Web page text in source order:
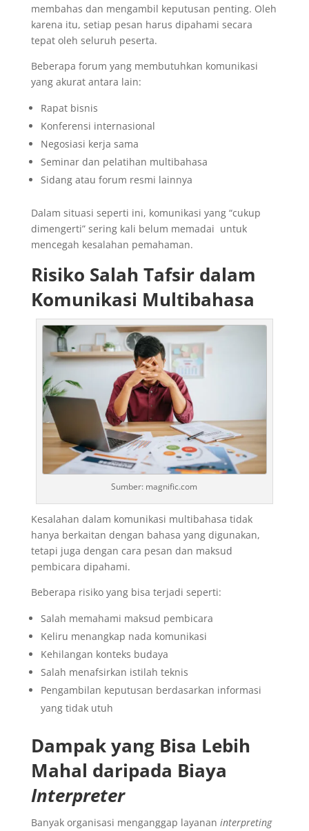
membahas dan mengambil keputusan penting. Oleh
karena itu, setiap pesan harus dipahami secara
tepat oleh seluruh peserta.
Beberapa forum yang membutuhkan komunikasi
yang akurat antara lain:
Rapat bisnis
Konferensi internasional
Negosiasi kerja sama
Seminar dan pelatihan multibahasa
Sidang atau forum resmi lainnya
Dalam situasi seperti ini, komunikasi yang “cukup
dimengerti” sering kali belum memadai untuk
mencegah kesalahan pemahaman.
Risiko Salah Tafsir dalam
Komunikasi Multibahasa
Sumber: magnific.com
Kesalahan dalam komunikasi multibahasa tidak
hanya berkaitan dengan bahasa yang digunakan,
tetapi juga dengan cara pesan dan maksud
pembicara dipahami.
Beberapa risiko yang bisa terjadi seperti:
Salah memahami maksud pembicara
Keliru menangkap nada komunikasi
Kehilangan konteks budaya
Salah menafsirkan istilah teknis
Pengambilan keputusan berdasarkan informasi
yang tidak utuh
Dampak yang Bisa Lebih
Mahal daripada Biaya
Interpreter
Banyak organisasi menganggap layanan interpreting